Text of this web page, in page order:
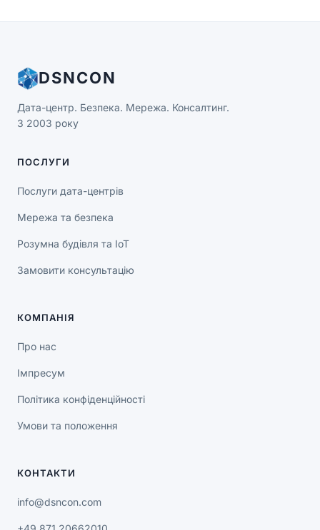
DSNCON
Дата-центр. Безпека. Мережа. Консалтинг.
З 2003 року
ПОСЛУГИ
Послуги дата-центрів
Мережа та безпека
Розумна будівля та IoT
Замовити консультацію
КОМПАНІЯ
Про нас
Імпресум
Політика конфіденційності
Умови та положення
КОНТАКТИ
info@dsncon.com